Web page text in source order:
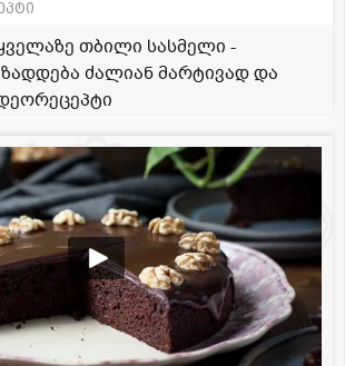
თბილი სასმელი -
ძალიან მარტივად და